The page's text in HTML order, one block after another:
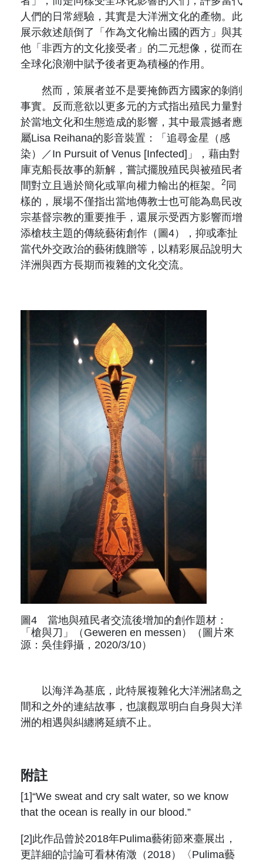
人們的日常經驗，其實是大洋洲文化的產物。此
展示敘述顛倒了「作為文化輸出國的西方」與其
他「非西方的文化接受者」的二元想像，從而在
全球化浪潮中賦予後者更為積極的作用。
然而，策展者並不是要掩飾西方國家的剝削
事實。反而意欲以更多元的方式指出殖民力量對
於當地文化和生態造成的影響，其中最震撼者應
屬Lisa Reihana的影音裝置：「追尋金星（感
染）／In Pursuit of Venus [Infected]」，藉由對
庫克船長故事的新解，嘗試擺脫殖民與被殖民者
間對立且過於簡化或單向權力輸出的框架。
2 同
樣的，展場不僅指出當地傳教士也可能為島民改
宗基督宗教的重要推手，還展示受西方影響而增
添槍枝主題的傳統藝術創作（圖4），抑或牽扯
當代外交政治的藝術餽贈等，以精彩展品說明大
洋洲與西方長期而複雜的文化交流。
圖4 當地與殖民者交流後增加的創作題材：
「槍與刀」（Geweren en messen）（圖片來
源：吳佳錚攝，2020/3/10）
以海洋為基底，此特展複雜化大洋洲諸島之
間和之外的連結故事，也讓觀眾明白自身與大洋
洲的相遇與糾纏將延續不止。
附註
[1]“We sweat and cry salt water, so we know
that the ocean is really in our blood.”
[2]此作品曾於2018年Pulima藝術節來臺展出，
更詳細的討論可看林侑澂（2018）〈Pulima藝